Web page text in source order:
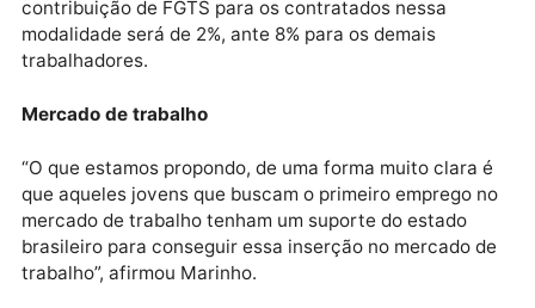
vigor a partir de 1º de março de 2020. Marinho disse
que a medida vai possibilitar que o tempo de
recebimento do benefício também seja contabilizado
no tempo para a aposentadoria.
A medida também diz que o empregador não terá
arcar com a contribuição patronal para o Instituto
Nacional do Seguro Social (INSS), de 20% sobre a
folha e que também não terá que pagar alíquotas do
Sistema S e do salário-educação. Além disso, a